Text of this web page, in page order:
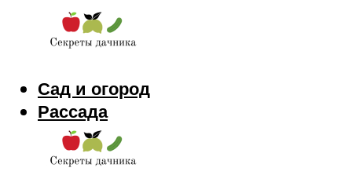
Сад и огород
Рассада
Цветы
Заготовки